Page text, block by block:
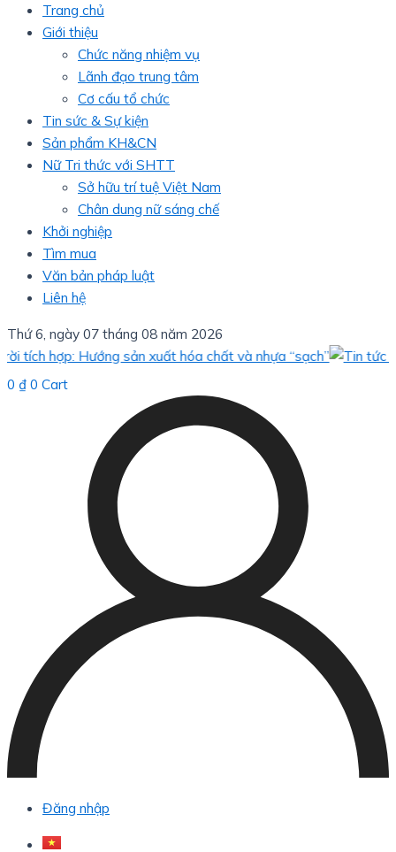
Trang chủ
Giới thiệu
Chức năng nhiệm vụ
Lãnh đạo trung tâm
Cơ cấu tổ chức
Tin sức & Sự kiện
Sản phẩm KH&CN
Nữ Tri thức với SHTT
Sở hữu trí tuệ Việt Nam
Chân dung nữ sáng chế
Khởi nghiệp
Tìm mua
Văn bản pháp luật
Liên hệ
Thứ 6, ngày 07 tháng 08 năm 2026
hợp: Hướng sản xuất hóa chất và nhựa “sạch”
0 ₫ 0 Cart
Đăng nhập